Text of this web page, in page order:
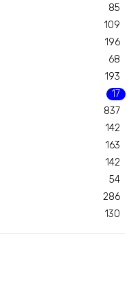
85
109
196
68
193
17
837
142
163
142
54
286
130